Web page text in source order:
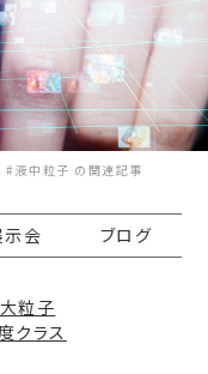
#液中粒子 の関連記事
示会
ブログ
粒子
クラス